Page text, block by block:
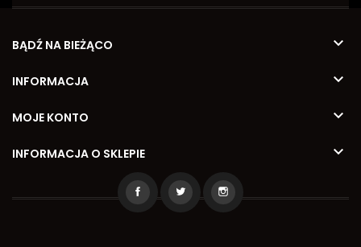
BĄDŹ NA BIEŻĄCO 
INFORMACJA 
MOJE KONTO 
INFORMACJA O SKLEPIE 